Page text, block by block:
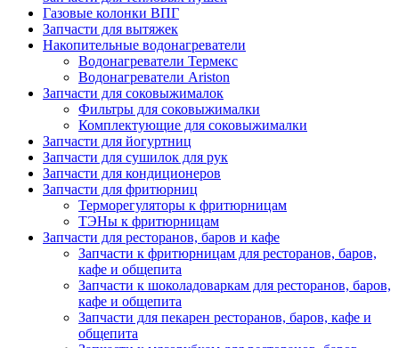
Газовые колонки ВПГ
Запчасти для вытяжек
Накопительные водонагреватели
Водонагреватели Термекс
Водонагреватели Ariston
Запчасти для соковыжималок
Фильтры для соковыжималки
Комплектующие для соковыжималки
Запчасти для йогуртниц
Запчасти для сушилок для рук
Запчасти для кондиционеров
Запчасти для фритюрниц
Терморегуляторы к фритюрницам
ТЭНы к фритюрницам
Запчасти для ресторанов, баров и кафе
Запчасти к фритюрницам для ресторанов, баров,
кафе и общепита
Запчасти к шоколадоваркам для ресторанов, баров,
кафе и общепита
Запчасти для пекарен ресторанов, баров, кафе и
общепита